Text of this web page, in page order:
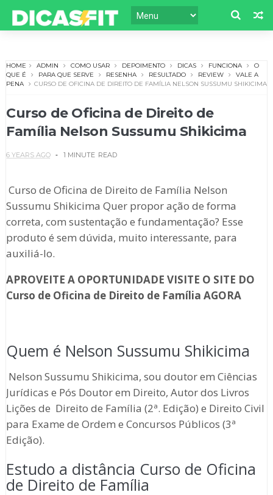
HOME ADMIN COMO USAR DEPOIMENTO DICAS FUNCIONA
O
QUE É
PARA QUE SERVE RESENHA RESULTADO REVIEW
VALE A
PENA
CURSO DE OFICINA DE DIREITO DE FAMÍLIA NELSON SUSSUMU SHIKICIMA
Curso de Oficina de Direito de
Família Nelson Sussumu Shikicima
6 YEARS AGO 1 MINUTE READ
Curso de Oficina de Direito de Família Nelson
Sussumu Shikicima Quer propor ação de forma
correta, com sustentação e fundamentação? Esse
produto é sem dúvida, muito interessante, para
auxiliá-lo.
APROVEITE A OPORTUNIDADE VISITE O SITE DO
Curso de Oficina de Direito de Família AGORA
Quem é Nelson Sussumu Shikicima
Nelson Sussumu Shikicima, sou doutor em Ciências
Jurídicas e Pós Doutor em Direito, Autor dos Livros
Lições de Direito de Família (2ª. Edição) e Direito Civil
para Exame de Ordem e Concursos Públicos (3ª
Edição).
Estudo a distância Curso de Oficina
de Direito de Família